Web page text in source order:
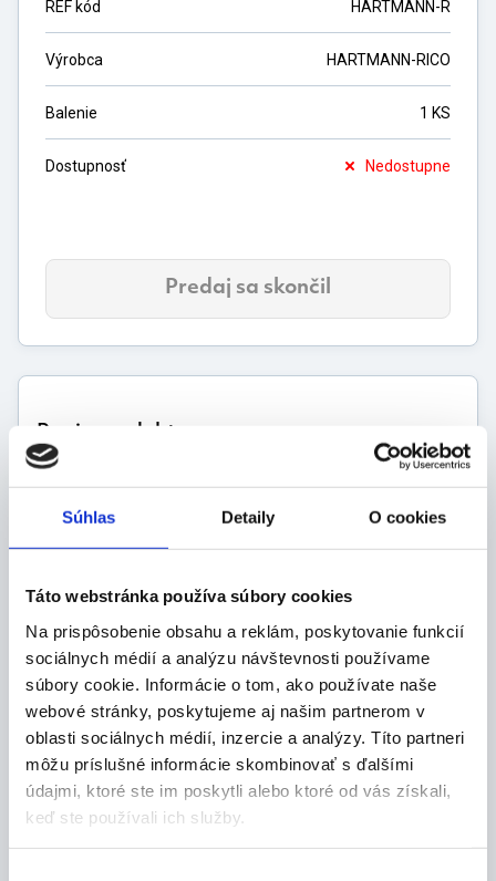
Súhlas Detaily O cookies
Táto webstránka používa súbory cookies
Na prispôsobenie obsahu a reklám, poskytovanie funkcií
sociálnych médií a analýzu návštevnosti používame
súbory cookie. Informácie o tom, ako používate naše
webové stránky, poskytujeme aj našim partnerom v
oblasti sociálnych médií, inzercie a analýzy. Títo partneri
môžu príslušné informácie skombinovať s ďalšími
údajmi, ktoré ste im poskytli alebo ktoré od vás získali,
keď ste používali ich služby.
REF kód HARTMANN-R
Výrobca HARTMANN-RICO
Balenie 1 KS
Dostupnosť Nedostupne
Predaj sa skončil
Popis produktu
Vlastnosti:
hadicový vysoko elastický sieťový obväz Pruban
je určený na rýchlu fixáciu krytia rán
pevne fixuje krytie rán
neškrtí
nevyťahuje sa
netvorí záhyby
šetrný k pokožke
vyrobený zo 100 % bavlny
použitie:
na fixáciu podložného materiálu na
miestach ohrozených dekubitmi